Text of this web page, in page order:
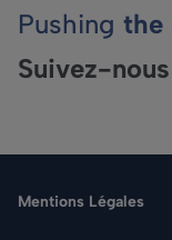
Pushing the
Suivez-nous
Mentions Légales